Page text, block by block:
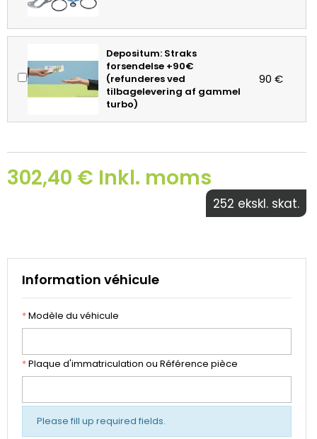
Depositum: Straks
forsendelse +90€
(refunderes ved
tilbagelevering af gammel
turbo)
90 €
302,40 € Inkl. moms
252 ekskl. skat.
Information véhicule
*Modèle du véhicule
*Plaque d'immatriculation ou Référence pièce
Please fill up required fields.